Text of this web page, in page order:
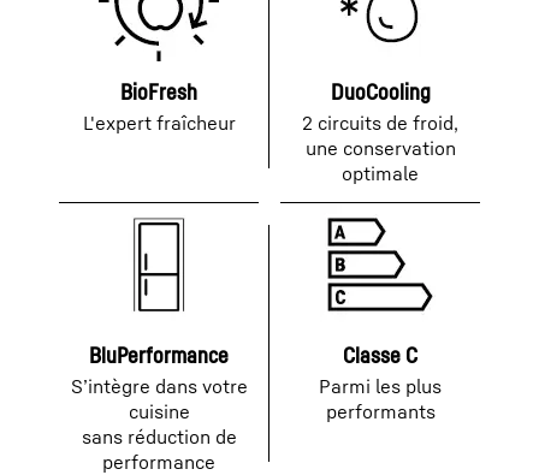
BioFresh
L'expert fraîcheur
DuoCooling
2 circuits de froid,
une conservation
optimale
BluPerformance
S’intègre dans votre
cuisine
sans réduction de
performance
Classe C
Parmi les plus
performants